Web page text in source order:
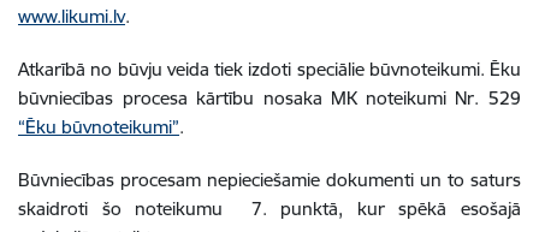
www.likumi.lv.
Atkarībā no būvju veida tiek izdoti speciālie būvnoteikumi. Ēku
būvniecības procesa kārtību nosaka MK noteikumi Nr. 529
“Ēku būvnoteikumi”.
Būvniecības procesam nepieciešamie dokumenti un to saturs
skaidroti šo noteikumu 7. punktā, kur spēkā esošajā